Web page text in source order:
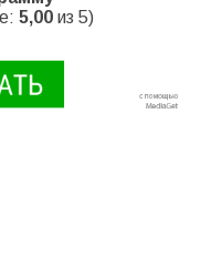
5,00 из 5)